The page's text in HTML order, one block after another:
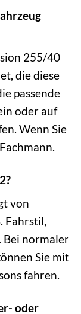
255/40
die diese
passende
oder auf
Wenn Sie
von
Fahrstil,
Bei normaler
Sie mit
fahren.
oder